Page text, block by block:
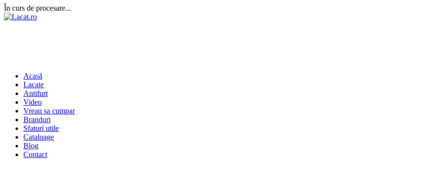
În curs de procesare...
Acasă
Lacate
Antifurt
Video
Vreau sa cumpar
Branduri
Sfaturi utile
Cataloage
Blog
Contact